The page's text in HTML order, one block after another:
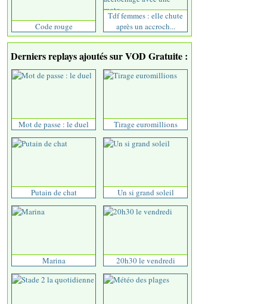
Code rouge
Tdf femmes : elle chute
après un accroch...
Derniers replays ajoutés sur VOD Gratuite :
Mot de passe : le duel Tirage euromillions
Putain de chat Un si grand soleil
Marina 20h30 le vendredi